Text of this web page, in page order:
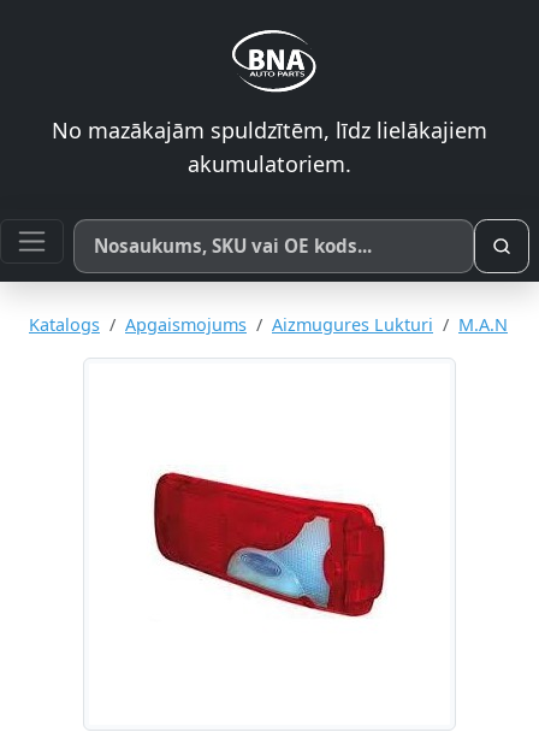
No mazākajām spuldzītēm, līdz lielākajiem
akumulatoriem.
Meklēt pēc produkta nosaukuma, SKU vai OE koda
Katalogs Apgaismojums Aizmugures Lukturi M.A.N